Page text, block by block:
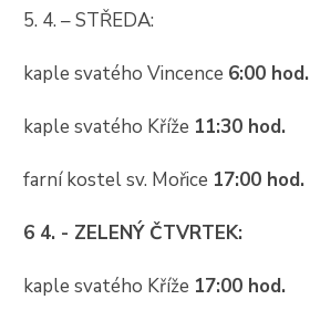
5. 4. – STŘEDA:
kaple svatého Vincence 6:00 hod.
kaple svatého Kříže 11:30 hod.
farní kostel sv. Mořice 17:00 hod.
6 4. - ZELENÝ ČTVRTEK:
kaple svatého Kříže 17:00 hod.